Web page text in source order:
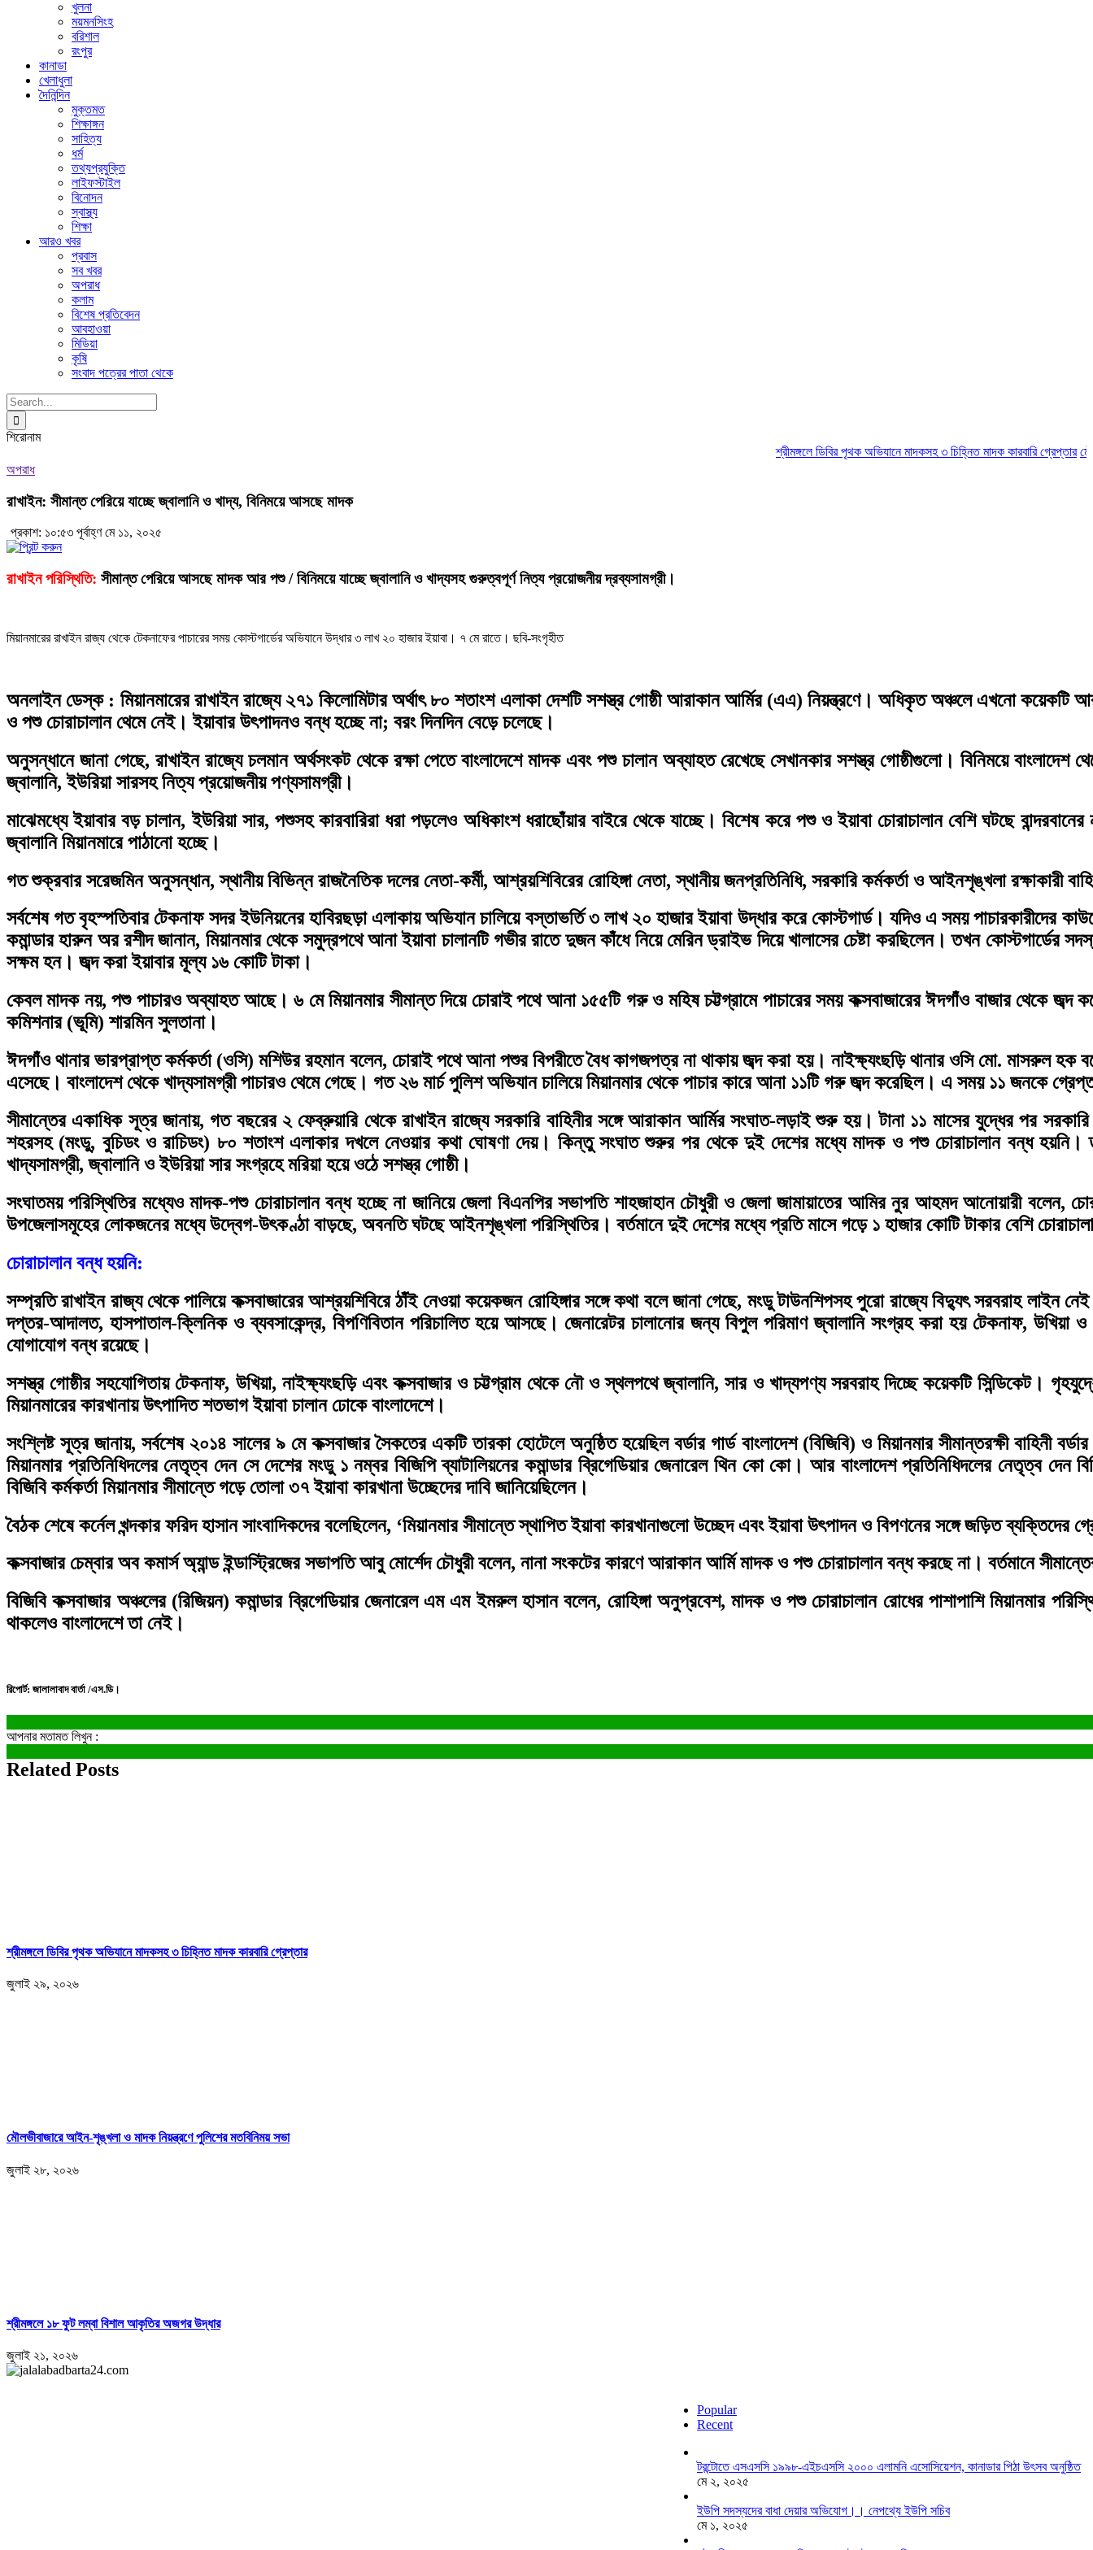
খুলনা
ময়মনসিংহ
বরিশাল
রংপুর
কানাডা
খেলাধুলা
দৈনিন্দিন
মুক্তমত
শিক্ষাঙ্গন
সাহিত্য
ধর্ম
তথ্যপ্রযুক্তি
লাইফস্টাইল
বিনোদন
স্বাস্থ্য
শিক্ষা
আরও খবর
প্রবাস
সব খবর
অপরাধ
কলাম
বিশেষ প্রতিবেদন
আবহাওয়া
মিডিয়া
কৃষি
সংবাদ পত্রের পাতা থেকে
Search
for:
শিরোনাম
শ্রীমঙ্গলে ডিবির পৃথক অভিযানে মাদকসহ ৩ চিহ্নিত মাদক কারবারি গ্রেপ্তার
অপরাধ
রাখাইন: সীমান্ত পেরিয়ে যাচ্ছে জ্বালানি ও খাদ্য, বিনিময়ে আসছে মাদক
প্রকাশ: ১০:৫৩ পূর্বাহ্ণ মে ১১, ২০২৫
রাখাইন পরিস্থিতি: সীমান্ত পেরিয়ে আসছে মাদক আর পশু / বিনিময়ে যাচ্ছে জ্বালানি ও খাদ্যসহ গুরুত্বপূর্ণ নিত্য প্রয়োজনীয় দ্রব্যসামগ্রী।
মিয়ানমারের রাখাইন রাজ্য থেকে টেকনাফের পাচারের সময় কোস্টগার্ডের অভিযানে উদ্ধার ৩ লাখ ২০ হাজার ইয়াবা। ৭ মে রাতে। ছবি-সংগৃহীত
অনলাইন ডেস্ক : মিয়ানমারের রাখাইন রাজ্যে ২৭১ কিলোমিটার অর্থাৎ ৮০ শতাংশ এলাকা দেশটি সশস্ত্র গোষ্ঠী আরাকান আর্মির (এএ) নিয়ন্ত্রণে। অধিকৃত অঞ্চলে এখনো কয়েকটি
ও পশু চোরাচালান থেমে নেই। ইয়াবার উৎপাদনও বন্ধ হচ্ছে না; বরং দিনদিন বেড়ে চলেছে।
অনুসন্ধানে জানা গেছে, রাখাইন রাজ্যে চলমান অর্থসংকট থেকে রক্ষা পেতে বাংলাদেশে মাদক এবং পশু চালান অব্যাহত রেখেছে সেখানকার সশস্ত্র গোষ্ঠীগুলো। বিনিময়ে
জ্বালানি, ইউরিয়া সারসহ নিত্য প্রয়োজনীয় পণ্যসামগ্রী।
মাঝেমধ্যে ইয়াবার বড় চালান, ইউরিয়া সার, পশুসহ কারবারিরা ধরা পড়লেও অধিকাংশ ধরাছোঁয়ার বাইরে থেকে যাচ্ছে। বিশেষ করে পশু ও ইয়াবা চোরাচালান বেশি ঘটছে
জ্বালানি মিয়ানমারে পাঠানো হচ্ছে।
গত শুক্রবার সরেজমিন অনুসন্ধান, স্থানীয় বিভিন্ন রাজনৈতিক দলের নেতা-কর্মী, আশ্রয়শিবিরের রোহিঙ্গা নেতা, স্থানীয় জনপ্রতিনিধি, সরকারি কর্মকর্তা ও আইনশৃঙ্খলা রক্ষাকারী
সর্বশেষ গত বৃহস্পতিবার টেকনাফ সদর ইউনিয়নের হাবিরছড়া এলাকায় অভিযান চালিয়ে বস্তাভর্তি ৩ লাখ ২০ হাজার ইয়াবা উদ্ধার করে কোস্টগার্ড। যদিও এ সময় পাচারকারীদের
কমান্ডার হারুন অর রশীদ জানান, মিয়ানমার থেকে সমুদ্রপথে আনা ইয়াবা চালানটি গভীর রাতে দুজন কাঁধে নিয়ে মেরিন ড্রাইভ দিয়ে খালাসের চেষ্টা করছিলেন। তখন কোস্টগার্ডের
সক্ষম হন। জব্দ করা ইয়াবার মূল্য ১৬ কোটি টাকা।
কেবল মাদক নয়, পশু পাচারও অব্যাহত আছে। ৬ মে মিয়ানমার সীমান্ত দিয়ে চোরাই পথে আনা ১৫৫টি গরু ও মহিষ চট্টগ্রামে পাচারের সময় কক্সবাজারের ঈদগাঁও বাজার থেকে
কমিশনার (ভূমি) শারমিন সুলতানা।
ঈদগাঁও থানার ভারপ্রাপ্ত কর্মকর্তা (ওসি) মশিউর রহমান বলেন, চোরাই পথে আনা পশুর বিপরীতে বৈধ কাগজপত্র না থাকায় জব্দ করা হয়। নাইক্ষ্যংছড়ি থানার ওসি মো. মাসরুল হক
এসেছে। বাংলাদেশ থেকে খাদ্যসামগ্রী পাচারও থেমে গেছে। গত ২৬ মার্চ পুলিশ অভিযান চালিয়ে মিয়ানমার থেকে পাচার কারে আনা ১১টি গরু জব্দ করেছিল। এ সময় ১১ জনকে
সীমান্তের একাধিক সূত্র জানায়, গত বছরের ২ ফেব্রুয়ারি থেকে রাখাইন রাজ্যে সরকারি বাহিনীর সঙ্গে আরাকান আর্মির সংঘাত-লড়াই শুরু হয়। টানা ১১ মাসের যুদ্ধের পর
শহরসহ (মংডু, বুচিডং ও রাচিডং) ৮০ শতাংশ এলাকার দখলে নেওয়ার কথা ঘোষণা দেয়। কিন্তু সংঘাত শুরুর পর থেকে দুই দেশের মধ্যে মাদক ও পশু চোরাচালান বন্ধ হয়নি।
খাদ্যসামগ্রী, জ্বালানি ও ইউরিয়া সার সংগ্রহে মরিয়া হয়ে ওঠে সশস্ত্র গোষ্ঠী।
সংঘাতময় পরিস্থিতির মধ্যেও মাদক-পশু চোরাচালান বন্ধ হচ্ছে না জানিয়ে জেলা বিএনপির সভাপতি শাহজাহান চৌধুরী ও জেলা জামায়াতের আমির নুর আহমদ আনোয়ারী বলেন,
উপজেলাসমূহের লোকজনের মধ্যে উদ্বেগ-উৎকণ্ঠা বাড়ছে, অবনতি ঘটছে আইনশৃঙ্খলা পরিস্থিতির। বর্তমানে দুই দেশের মধ্যে প্রতি মাসে গড়ে ১ হাজার কোটি টাকার বেশি
চোরাচালান বন্ধ হয়নি:
সম্প্রতি রাখাইন রাজ্য থেকে পালিয়ে কক্সবাজারের আশ্রয়শিবিরে ঠাঁই নেওয়া কয়েকজন রোহিঙ্গার সঙ্গে কথা বলে জানা গেছে, মংডু টাউনশিপসহ পুরো রাজ্যে বিদ্যুৎ সরবরাহ লাইন
দপ্তর-আদালত, হাসপাতাল-ক্লিনিক ও ব্যবসাকেন্দ্র, বিপণিবিতান পরিচালিত হয়ে আসছে। জেনারেটর চালানোর জন্য বিপুল পরিমাণ জ্বালানি সংগ্রহ করা হয় টেকনাফ, উখিয়া
যোগাযোগ বন্ধ রয়েছে।
সশস্ত্র গোষ্ঠীর সহযোগিতায় টেকনাফ, উখিয়া, নাইক্ষ্যংছড়ি এবং কক্সবাজার ও চট্টগ্রাম থেকে নৌ ও স্থলপথে জ্বালানি, সার ও খাদ্যপণ্য সরবরাহ দিচ্ছে কয়েকটি সিন্ডিকেট।
মিয়ানমারের কারখানায় উৎপাদিত শতভাগ ইয়াবা চালান ঢোকে বাংলাদেশে।
সংশ্লিষ্ট সূত্র জানায়, সর্বশেষ ২০১৪ সালের ৯ মে কক্সবাজার সৈকতের একটি তারকা হোটেলে অনুষ্ঠিত হয়েছিল বর্ডার গার্ড বাংলাদেশ (বিজিবি) ও মিয়ানমার সীমান্তরক্ষী বাহিনী
মিয়ানমার প্রতিনিধিদলের নেতৃত্ব দেন সে দেশের মংডু ১ নম্বর বিজিপি ব্যাটালিয়নের কমান্ডার ব্রিগেডিয়ার জেনারেল থিন কো কো। আর বাংলাদেশ প্রতিনিধিদলের নেতৃত্ব দেন
বিজিবি কর্মকর্তা মিয়ানমার সীমান্তে গড়ে তোলা ৩৭ ইয়াবা কারখানা উচ্ছেদের দাবি জানিয়েছিলেন।
বৈঠক শেষে কর্নেল খন্দকার ফরিদ হাসান সাংবাদিকদের বলেছিলেন, ‘মিয়ানমার সীমান্তে স্থাপিত ইয়াবা কারখানাগুলো উচ্ছেদ এবং ইয়াবা উৎপাদন ও বিপণনের সঙ্গে জড়িত
কক্সবাজার চেম্বার অব কমার্স অ্যান্ড ইন্ডাস্ট্রিজের সভাপতি আবু মোর্শেদ চৌধুরী বলেন, নানা সংকটের কারণে আরাকান আর্মি মাদক ও পশু চোরাচালান বন্ধ করছে না। বর্তমানে
বিজিবি কক্সবাজার অঞ্চলের (রিজিয়ন) কমান্ডার ব্রিগেডিয়ার জেনারেল এম এম ইমরুল হাসান বলেন, রোহিঙ্গা অনুপ্রবেশ, মাদক ও পশু চোরাচালান রোধের পাশাপাশি মিয়ানমার
থাকলেও বাংলাদেশে তা নেই।
রিপোর্ট: জালালাবাদ বার্তা /এস.ডি।
আপনার মতামত লিখুন :
Related Posts
শ্রীমঙ্গলে ডিবির পৃথক অভিযানে মাদকসহ ৩ চিহ্নিত মাদক কারবারি গ্রেপ্তার
জুলাই ২৯, ২০২৬
মৌলভীবাজারে আইন-শৃঙ্খলা ও মাদক নিয়ন্ত্রণে পুলিশের মতবিনিময় সভা
জুলাই ২৮, ২০২৬
শ্রীমঙ্গলে ১৮ ফুট লম্বা বিশাল আকৃতির অজগর উদ্ধার
জুলাই ২১, ২০২৬
Popular
Recent
টরন্টোতে এসএসসি ১৯৯৮-এইচএসসি ২০০০ এলামনি এসোসিয়েশন, কানাডার পিঠা উৎসব অনুষ্ঠিত
মে ২, ২০২৫
ইউপি সদস্যদের বাধা দেয়ার অভিযোগ।। নেপথ্যে ইউপি সচিব
মে ১, ২০২৫